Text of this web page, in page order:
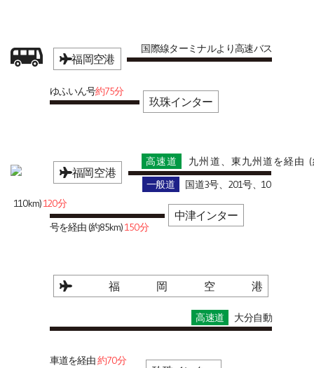
福岡空港
国際線ターミナルより高速バス
ゆふいん号約75分
玖珠インター
福岡空港
高速道 九州道、東九州道を経由 (
110km)120分
一般道 国道3号、201号、10
号を経由 (約85km)150分
中津インター
福岡空港
高速道 大分自動
車道を経由約70分